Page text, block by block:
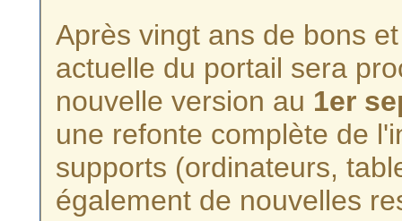
Après vingt ans de bons
actuelle du portail sera
nouvelle version au 1er
une refonte complète de
supports (ordinateurs,
également de nouvelles